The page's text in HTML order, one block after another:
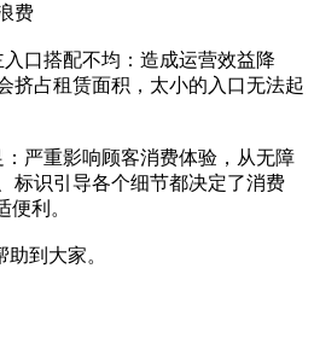
费
口搭配不均：造成运营效益降
挤占租赁面积，太小的入口无法起
严重影响顾客消费体验，从无障
标识引导各个细节都决定了消费
便利。
到大家。